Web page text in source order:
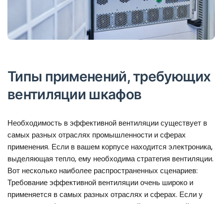
Типы применений, требующих
вентиляции шкафов
Необходимость в эффективной вентиляции существует в
самых разных отраслях промышленности и сферах
применения. Если в вашем корпусе находится электроника,
выделяющая тепло, ему необходима стратегия вентиляции.
Вот несколько наиболее распространенных сценариев:
Требование эффективной вентиляции очень широко и
применяется в самых разных отраслях и сферах. Если у